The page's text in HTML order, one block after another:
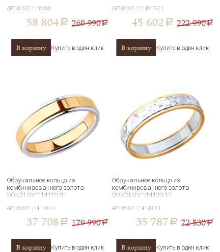
АРТИКУЛ 1110280
58 804 a 269 990a
В корзину Купить в один клик
АРТИКУЛ 1114017-01
45 602 a 222 990a
В корзину Купить в один клик
Обручальное кольцо из
комбинированного золота
SOKOLOV 114110-01
АРТИКУЛ 114110-01
37 708 a 179 990a
В корзину Купить в один клик
Обручальное кольцо из
комбинированного золота
SOKOLOV 114120-11
АРТИКУЛ 114120-11
35 787 a 72 530a
В корзину Купить в один клик